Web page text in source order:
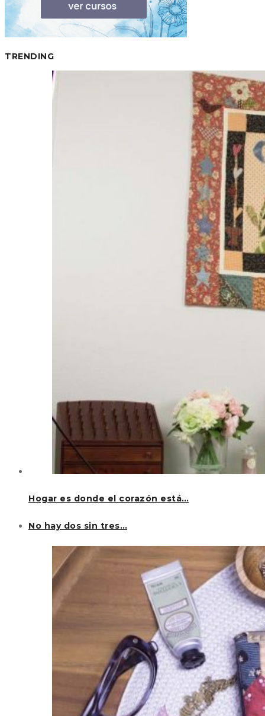
TRENDING
Hogar es donde el corazón está…
No hay dos sin tres…